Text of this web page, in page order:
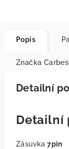
Popis
Značka
Detailní
Detailní
Zásuvka 7pin